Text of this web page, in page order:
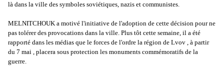
là dans la ville des symboles soviétiques, nazis et communistes.
MELNITCHOUK a motivé l'initiative de l'adoption de cette décision pour ne
pas tolérer des provocations dans la ville. Plus tôt cette semaine, il a été
rapporté dans les médias que le forces de l'ordre la région de Lvov , à partir
du 7 mai , placera sous protection les monuments commémoratifs de la
guerre.